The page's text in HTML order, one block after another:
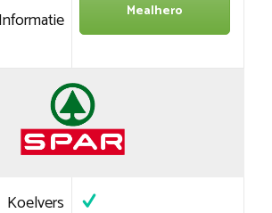
Informatie Mealhero
Koelvers